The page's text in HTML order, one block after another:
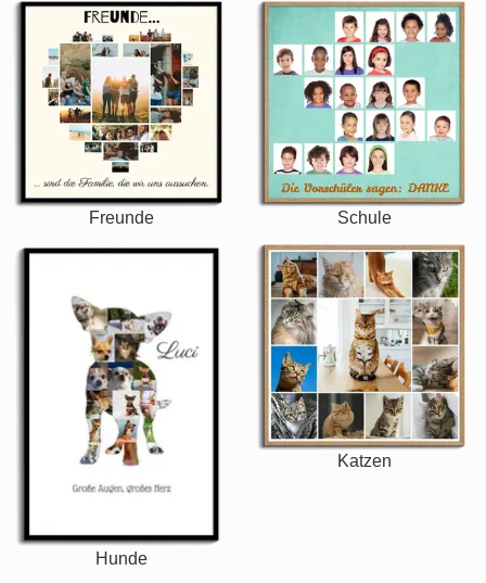
Freunde Schule
Hunde
Katzen